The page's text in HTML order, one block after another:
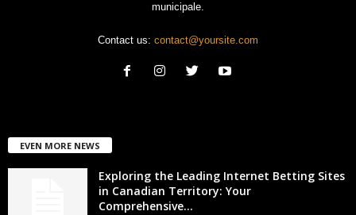
municipale.
Contact us: contact@yoursite.com
EVEN MORE NEWS
Exploring the Leading Internet Betting Sites
in Canadian Territory: Your
Comprehensive...